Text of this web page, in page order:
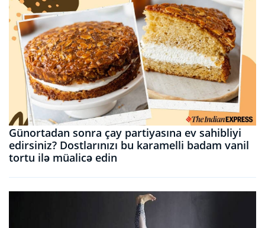
Günortadan sonra çay partiyasına ev sahibliyi
edirsiniz? Dostlarınızı bu karamelli badam vanil
tortu ilə müalicə edin